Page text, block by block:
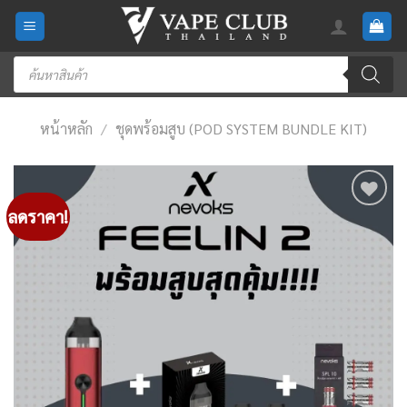
Skip
content
Products
search
หน้าหลัก / ชุดพร้อมสูบ (POD SYSTEM BUNDLE KIT)
ลดราคา!
Add